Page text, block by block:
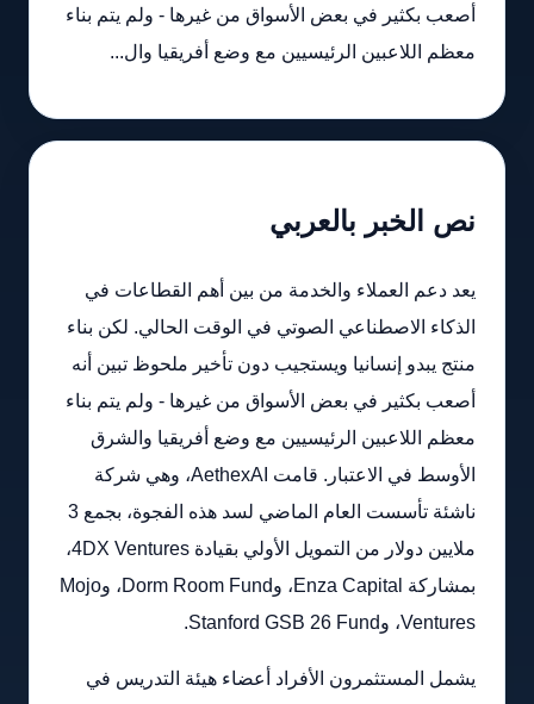
أصعب بكثير في بعض الأسواق من غيرها - ولم يتم بناء
معظم اللاعبين الرئيسيين مع وضع أفريقيا وال...
نص الخبر بالعربي
يعد دعم العملاء والخدمة من بين أهم القطاعات في
الذكاء الاصطناعي الصوتي في الوقت الحالي. لكن بناء
منتج يبدو إنسانيا ويستجيب دون تأخير ملحوظ تبين أنه
أصعب بكثير في بعض الأسواق من غيرها - ولم يتم بناء
معظم اللاعبين الرئيسيين مع وضع أفريقيا والشرق
الأوسط في الاعتبار. قامت AethexAI، وهي شركة
ناشئة تأسست العام الماضي لسد هذه الفجوة، بجمع 3
ملايين دولار من التمويل الأولي بقيادة 4DX Ventures،
بمشاركة Enza Capital، وDorm Room Fund، وMojo
Ventures، وStanford GSB 26 Fund.
يشمل المستثمرون الأفراد أعضاء هيئة التدريس في